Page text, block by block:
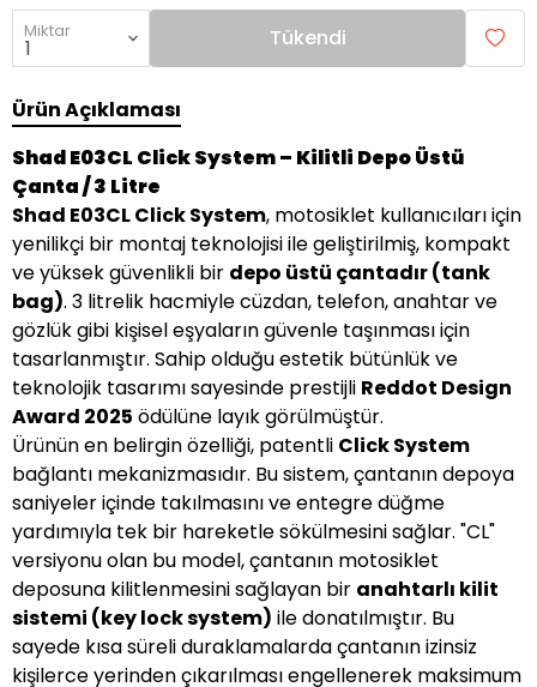
Miktar Tükendi
Ürün Açıklaması
Shad E03CL Click System – Kilitli Depo Üstü
Çanta / 3 Litre
Shad E03CL Click System, motosiklet kullanıcıları için
yenilikçi bir montaj teknolojisi ile geliştirilmiş, kompakt
ve yüksek güvenlikli bir depo üstü çantadır (tank
bag). 3 litrelik hacmiyle cüzdan, telefon, anahtar ve
gözlük gibi kişisel eşyaların güvenle taşınması için
tasarlanmıştır. Sahip olduğu estetik bütünlük ve
teknolojik tasarımı sayesinde prestijli Reddot Design
Award 2025 ödülüne layık görülmüştür.
Ürünün en belirgin özelliği, patentli Click System
bağlantı mekanizmasıdır. Bu sistem, çantanın depoya
saniyeler içinde takılmasını ve entegre düğme
yardımıyla tek bir hareketle sökülmesini sağlar. "CL"
versiyonu olan bu model, çantanın motosiklet
deposuna kilitlenmesini sağlayan bir anahtarlı kilit
sistemi (key lock system) ile donatılmıştır. Bu
sayede kısa süreli duraklamalarda çantanın izinsiz
kişilerce yerinden çıkarılması engellenerek maksimum